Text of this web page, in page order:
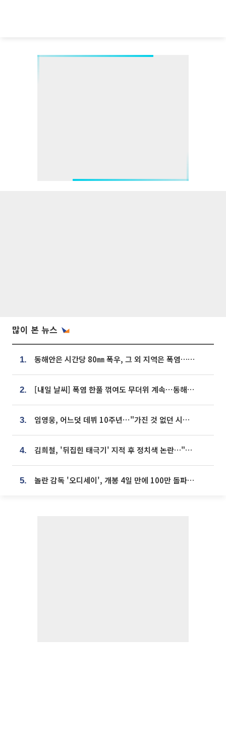
많이 본 뉴스
1. 동해안은 시간당 80㎜ 폭우, 그 외 지역은 폭염…‘극과 극 날씨’
2. [내일 날씨] 폭염 한풀 꺾여도 무더위 계속⋯동해안 이틀 연속 비
3. 임영웅, 어느덧 데뷔 10주년⋯"가진 것 없던 시절, 내 앞엔 20명의 팬뿐"
4. 김희철, '뒤집힌 태극기' 지적 후 정치색 논란…"좌우 떠나 우리나라 국기"
5. 놀란 감독 '오디세이', 개봉 4일 만에 100만 돌파⋯'왕사남' 보다 빠르다